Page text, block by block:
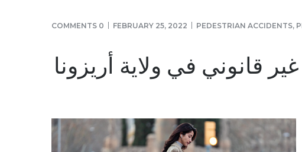
PEDESTRIAN ACCIDENTS,
FEBRUARY 25, 2022
0 COMMENTS
قانوني في ولاية أريزونا